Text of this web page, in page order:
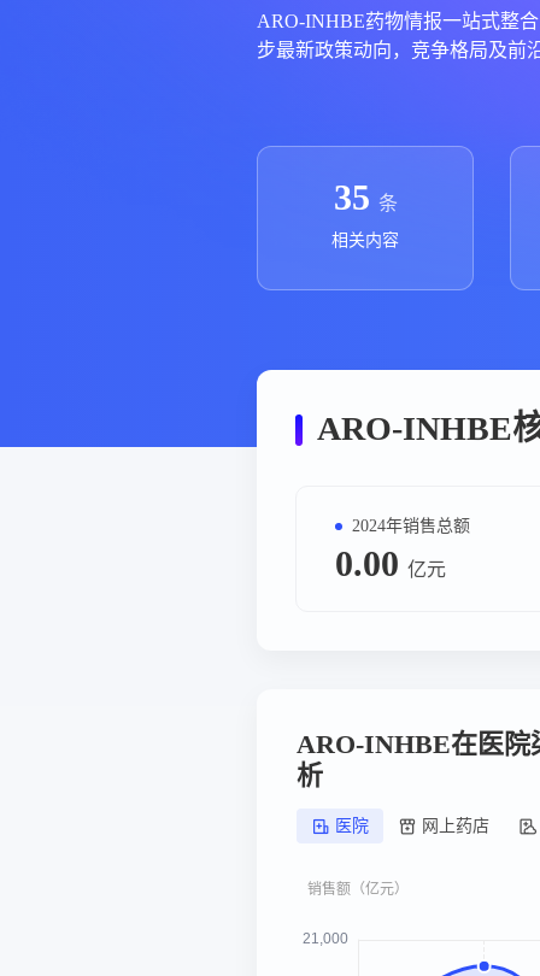
投资决策与交易估值
投融资
时讯
政策法规
药品生产企业
ARO-INHBE药物情报一站式整
步最新政策动向，竞争格局及前
35 条
相关内容
ARO-INHBE
2024年销售总额
0.00 亿元
ARO-INHBE在医院
析
医院 网上药店